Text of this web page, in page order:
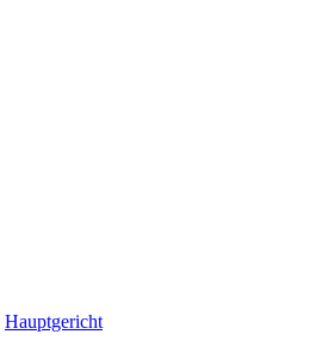
Hauptgericht